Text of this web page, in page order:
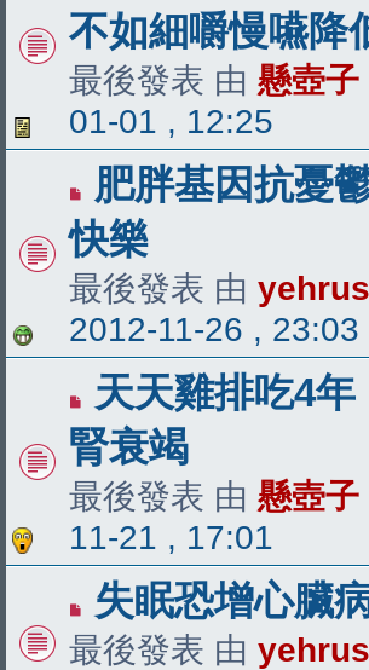
不如細嚼慢嚥降
最後發表 由 懸壺子
01-01 , 12:25
肥胖基因抗憂
快樂
最後發表 由
2012-11-26 , 23:03
天天雞排吃4年
腎衰竭
最後發表 由 懸壺子
11-21 , 17:01
失眠恐增心臟
最後發表 由